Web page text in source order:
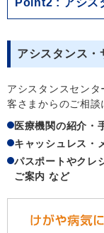
Point2 アシス
アシスタンス・
アシスタンスセン
客さまからのご相談
医療機関の紹介・
キャッシュレス・
パスポートやクレ
ご案内 など